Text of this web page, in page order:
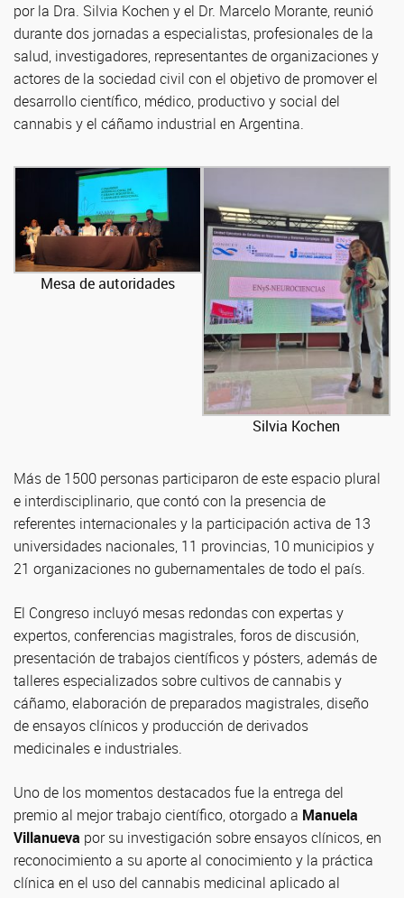
por la Dra. Silvia Kochen y el Dr. Marcelo Morante, reunió
durante dos jornadas a especialistas, profesionales de la
salud, investigadores, representantes de organizaciones y
actores de la sociedad civil con el objetivo de promover el
desarrollo científico, médico, productivo y social del
cannabis y el cáñamo industrial en Argentina.
Mesa de autoridades
Silvia Kochen
Más de 1500 personas participaron de este espacio plural
e interdisciplinario, que contó con la presencia de
referentes internacionales y la participación activa de 13
universidades nacionales, 11 provincias, 10 municipios y
21 organizaciones no gubernamentales de todo el país.
El Congreso incluyó mesas redondas con expertas y
expertos, conferencias magistrales, foros de discusión,
presentación de trabajos científicos y pósters, además de
talleres especializados sobre cultivos de cannabis y
cáñamo, elaboración de preparados magistrales, diseño
de ensayos clínicos y producción de derivados
medicinales e industriales.
Uno de los momentos destacados fue la entrega del
premio al mejor trabajo científico, otorgado a Manuela
Villanueva por su investigación sobre ensayos clínicos, en
reconocimiento a su aporte al conocimiento y la práctica
clínica en el uso del cannabis medicinal aplicado al